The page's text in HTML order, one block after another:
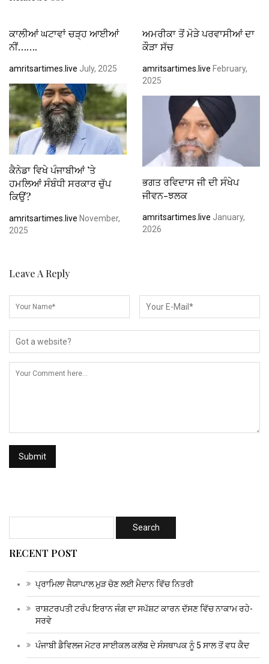
ਕਾਲੀਆਂ ਘਟਾਵਾਂ ਚੜ੍ਹ ਆਈਆਂ
ਨੀਂ…….
amritsartimes.live July, 2025
ਅਮਰੀਕਾ ਤੋਂ ਮੋੜੇ ਪਰਵਾਸੀਆਂ ਦਾ
ਕੌੜਾ ਸੱਚ
amritsartimes.live February,
2025
ਕੈਨੇਡਾ ਵਿਖੇ ਪੰਜਾਬੀਆਂ ’ਤੇ
ਹਮਲਿਆਂ ਸੰਬੰਧੀ ਸਰਕਾਰ ਚੁੱਪ
ਕਿਉਂ?
amritsartimes.live November,
2025
ਭਗਤ ਰਵਿਦਾਸ ਜੀ ਦੀ ਸੰਖੇਪ
ਜੀਵਨ-ਝਲਕ
amritsartimes.live January,
2026
Leave A Reply
RECENT POST
ਪ੍ਰਾਮਿਲਾ ਜੈਯਾਪਾਲ ਮੁੜ ਚੋਣ ਲਈ ਮੈਦਾਨ ਵਿੱਚ ਨਿਤਰੀ
ਰਾਸ਼ਟਰਪਤੀ ਟਰੰਪ ਇਰਾਨ ਜੰਗ ਦਾ ਸਪੱਸ਼ਟ ਕਾਰਨ ਦੱਸਣ ਵਿੱਚ ਨਾਕਾਮ ਰਹੇ-
ਸਰਵੇ
ਪੰਜਾਬੀ ਡੈਵਿਲਜ ਮੋਟਰ ਸਾਈਕਲ ਕਲੱਬ ਦੇ ਸੰਸਥਾਪਕ ਨੂੰ 5 ਸਾਲ ਤੋਂ ਵਧ ਕੈਦ